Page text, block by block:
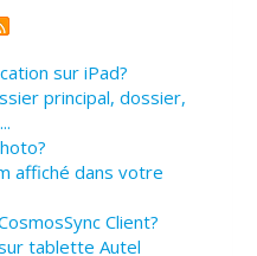
sur iPad?
principal, dossier,
affiché dans votre
Client?
tablette Autel